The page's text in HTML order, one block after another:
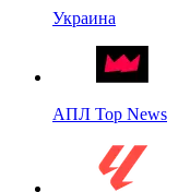
Украина
АПЛ Top News